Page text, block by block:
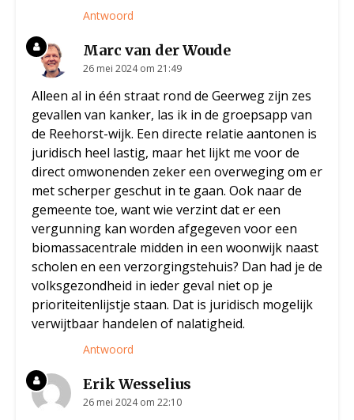
Antwoord
Marc van der Woude
26 mei 2024 om 21:49
Alleen al in één straat rond de Geerweg zijn zes
gevallen van kanker, las ik in de groepsapp van
de Reehorst-wijk. Een directe relatie aantonen is
juridisch heel lastig, maar het lijkt me voor de
direct omwonenden zeker een overweging om er
met scherper geschut in te gaan. Ook naar de
gemeente toe, want wie verzint dat er een
vergunning kan worden afgegeven voor een
biomassacentrale midden in een woonwijk naast
scholen en een verzorgingstehuis? Dan had je de
volksgezondheid in ieder geval niet op je
prioriteitenlijstje staan. Dat is juridisch mogelijk
verwijtbaar handelen of nalatigheid.
Antwoord
Erik Wesselius
26 mei 2024 om 22:10